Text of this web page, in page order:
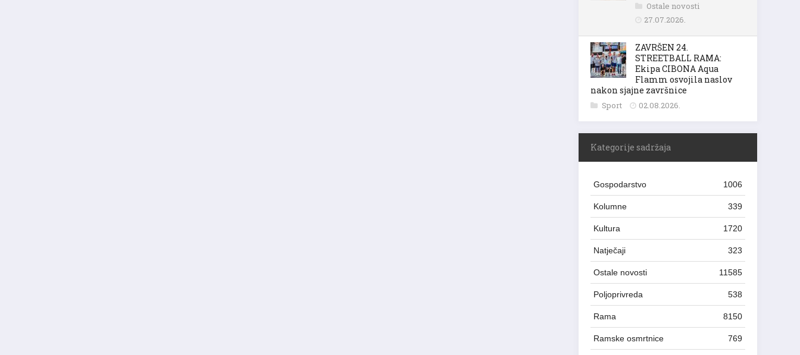
Ostale novosti
27.07.2026.
ZAVRŠEN 24.
STREETBALL RAMA:
Ekipa CIBONA Aqua
Flamm osvojila naslov
nakon sjajne završnice
Sport 02.08.2026.
Kategorije sadržaja
Gospodarstvo 1006
Kolumne 339
Kultura 1720
Natječaji 323
Ostale novosti 11585
Poljoprivreda 538
Rama 8150
Ramske osmrtnice 769